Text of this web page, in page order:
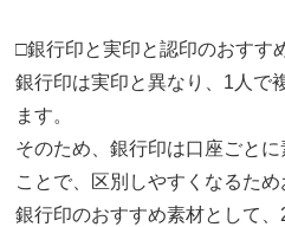
□銀行印と実印と認印のおすす
銀行印は実印と異なり、1人で
ます。
そのため、銀行印は口座ごと
ことで、区別しやすくなるため
銀行印のおすすめ素材として、